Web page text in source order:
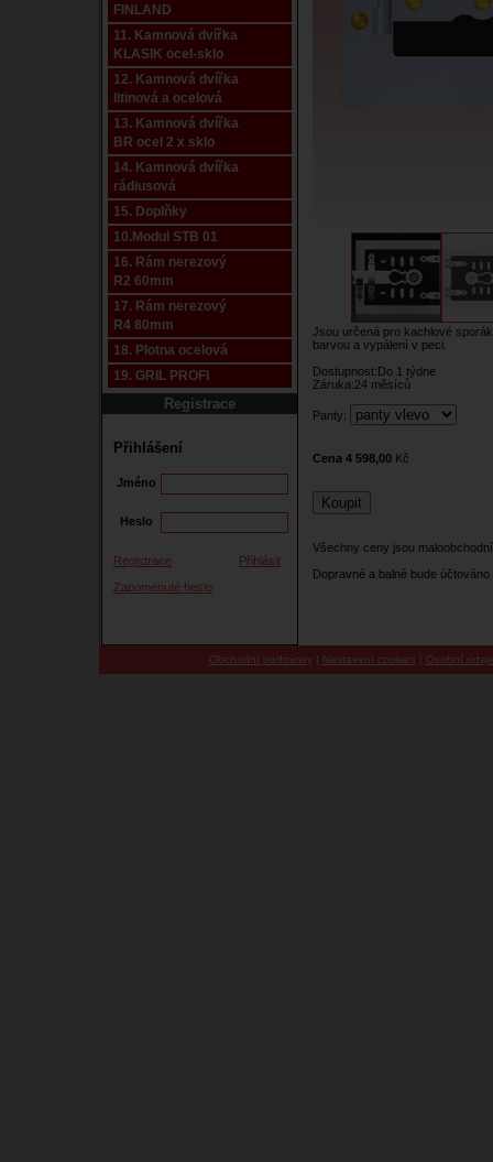
FINLAND
11. Kamnová dvířka
KLASIK ocel-sklo
12. Kamnová dvířka
litinová a ocelová
13. Kamnová dvířka
BR ocel 2 x sklo
14. Kamnová dvířka
rádiusová
15. Doplňky
10.Modul STB 01
16. Rám nerezový
R2 60mm
17. Rám nerezový
R4 80mm
18. Plotna ocelová
19. GRIL PROFI
Registrace
Přihlášení
Jméno
Heslo
Registrace
Přihlásit
Zapomenuté heslo
Jsou určená pro kachlové
barvou a vypálení v peci.
Dostupnost:Do 1 týdne
Záruka:24 měsíců
Panty:
Cena 4 598,00 Kč
Všechny ceny jsou
Dopravné a balné bude
Obchodní podmínky| Nastavení cookies | Osobní